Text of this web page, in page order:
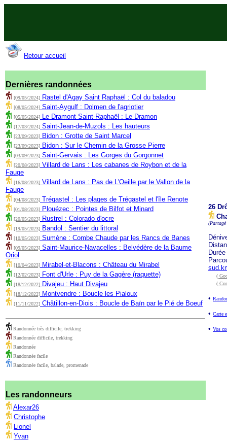
Retour accueil
Dernières randonnées
[09/05/2024] Rastel d'Agay Saint Raphaël : Col du baladou
[08/05/2024] Saint-Aygulf : Dolmen de l'agriotier
[05/05/2024] Le Dramont Saint-Raphaël : Le Dramon
[17/03/2024] Saint-Jean-de-Muzols : Les hauteurs
[23/09/2023] Bidon : Grotte de Saint Marcel
[23/09/2023] Bidon : Sur le Chemin de la Grosse Pierre
[03/09/2023] Saint-Gervais : Les Gorges du Gorgonnet
[20/08/2023] Villard de Lans : Les cabanes de Roybon et de la
Fauge
[16/08/2023] Villard de Lans : Pas de L'Oeille par le Vallon de la
Fauge
[04/08/2023] Trégastel : Les plages de Trégastel et l'île Renote
[01/08/2023] Plouézec : Pointes de Bilfot et Minard
[20/05/2023] Rustrel : Colorado d'ocre
[19/05/2023] Bandol : Sentier du littoral
[10/05/2023] Sumène : Combe Chaude par les Rancs de Banes
[09/05/2023] Saint-Maurice-Navacelles : Belvédère de la Baume
Oriol
[10/04/2023] Mirabel-et-Blacons : Château du Mirabel
[12/02/2023] Font d'Urle : Puy de la Gagère (raquette)
[18/12/2022] Divajeu : Haut Divajeu
[18/12/2022] Montvendre : Boucle les Pialoux
[11/11/2022] Châtillon-en-Diois : Boucle de Baïn par le Pié de Boeuf
Randonnée très difficile, trekking
Randonnée difficile, trekking
Randonnée
Randonnée facile
Randonnée facile, balade, promenade
Les randonneurs
Alexar26
Christophe
Lionel
Yvan
26
(
(
•
• Carte
• Vos